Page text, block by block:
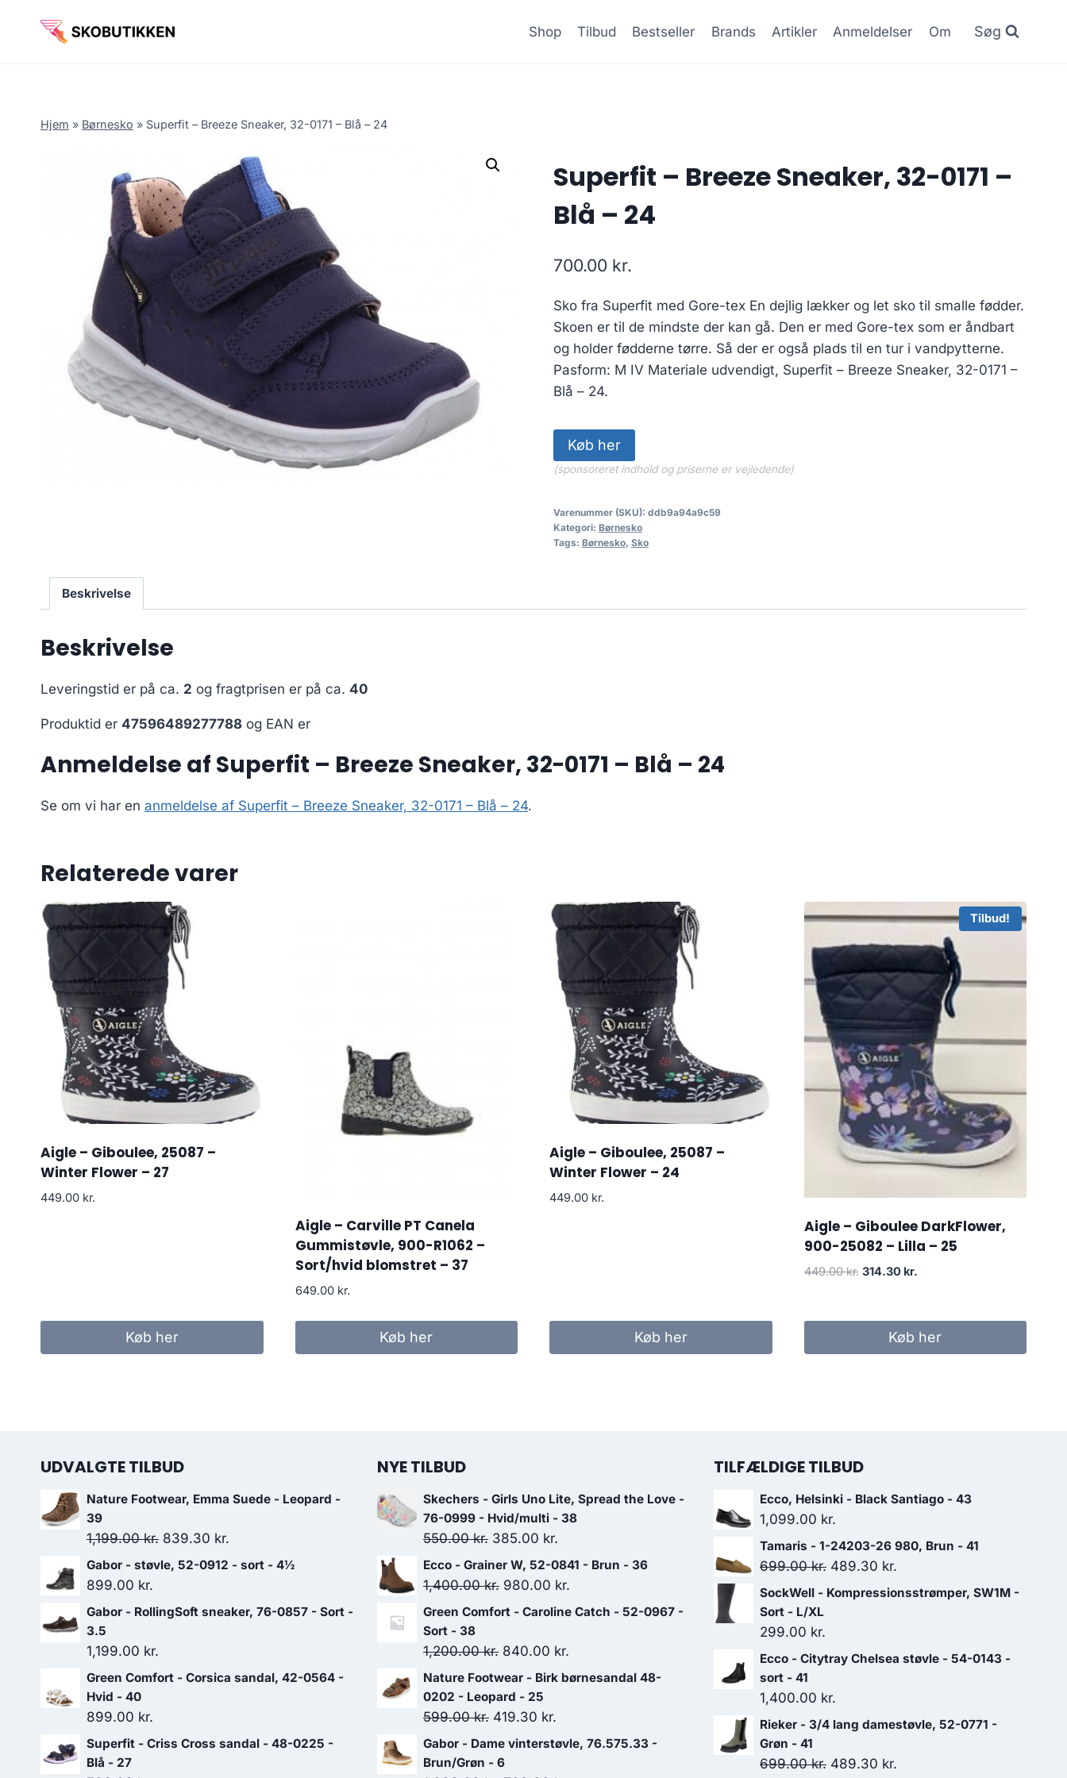
Shop Tilbud Bestseller Brands Artikler Anmeldelser Om Søg
Hjem » Børnesko » Superfit – Breeze Sneaker, 32-0171 – Blå – 24
Superfit – Breeze Sneaker, 32-0171 –
Blå – 24
700.00 kr.
Sko fra Superfit med Gore-tex En dejlig lækker og let sko til smalle fødder.
Skoen er til de mindste der kan gå. Den er med Gore-tex som er åndbart
og holder fødderne tørre. Så der er også plads til en tur i vandpytterne.
Pasform: M IV Materiale udvendigt, Superfit – Breeze Sneaker, 32-0171 –
Blå – 24.
Køb her
(sponsoreret indhold og priserne er vejledende)
Varenummer (SKU): ddb9a94a9c59
Kategori: Børnesko
Tags: Børnesko, Sko
Beskrivelse
Beskrivelse
Leveringstid er på ca. 2 og fragtprisen er på ca. 40
Produktid er 47596489277788 og EAN er
Anmeldelse af Superfit – Breeze Sneaker, 32-0171 – Blå – 24
Se om vi har en anmeldelse af Superfit – Breeze Sneaker, 32-0171 – Blå – 24.
Relaterede varer
Aigle – Giboulee, 25087 –
Winter Flower – 27
449.00 kr.
Køb her
Aigle – Carville PT Canela
Gummistøvle, 900-R1062 –
Sort/hvid blomstret – 37
649.00 kr.
Køb her
Aigle – Giboulee, 25087 –
Winter Flower – 24
449.00 kr.
Køb her
Tilbud!
Aigle – Giboulee DarkFlower,
900-25082 – Lilla – 25
449.00kr. Den
var:
449.00 kr..
314.30 kr.
er:
314.30 kr..
Køb her
UDVALGTE TILBUD
Nature Footwear, Emma Suede - Leopard -
39
1,199.00kr. Den
oprindelige
1,199.00 kr..
839.30 kr.
aktuelle
839.30 kr..
Gabor - støvle, 52-0912 - sort - 4½
899.00 kr.
Gabor - RollingSoft sneaker, 76-0857 - Sort -
3.5
1,199.00 kr.
Green Comfort - Corsica sandal, 42-0564 -
Hvid - 40
899.00 kr.
Superfit - Criss Cross sandal - 48-0225 -
Blå - 27
NYE TILBUD
Skechers - Girls Uno Lite, Spread the Love -
76-0999 - Hvid/multi - 38
550.00kr. Den
oprindelige
pris
385.00 kr.
aktuelle
pris
Ecco - Grainer W, 52-0841 - Brun - 36
1,400.00kr. Den
oprindelige
var:
1,400.00 kr..
980.00 kr.
aktuelle
980.00 kr..
Green Comfort - Caroline Catch - 52-0967 -
Sort - 38
1,200.00kr. Den
oprindelige
pris
var:
1,200.00 kr..
840.00 kr.
aktuelle
840.00 kr..
Nature Footwear - Birk børnesandal 48-
0202 - Leopard - 25
599.00kr. Den
oprindelige
pris
419.30 kr.
aktuelle
Gabor - Dame vinterstøvle, 76.575.33 -
Brun/Grøn - 6
TILFÆLDIGE TILBUD
Ecco, Helsinki - Black Santiago - 43
1,099.00 kr.
Tamaris - 1-24203-26 980, Brun - 41
699.00kr. Den
oprindelige
699.00 kr..
489.30 kr.
aktuelle
489.30 kr..
SockWell - Kompressionsstrømper, SW1M -
Sort - L/XL
299.00 kr.
Ecco - Citytray Chelsea støvle - 54-0143 -
sort - 41
1,400.00 kr.
Rieker - 3/4 lang damestøvle, 52-0771 -
Grøn - 41
699.00kr. Den
489.30 kr.